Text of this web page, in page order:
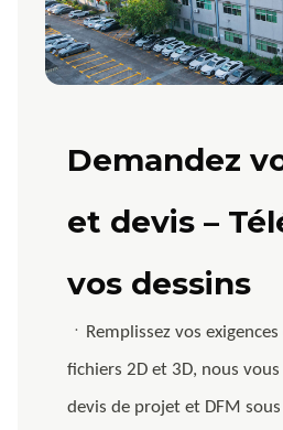
Demandez
et devis –
vos dessins
ㆍRemplissez vos
fichiers 2D et 3D, nous
devis de projet et DFM